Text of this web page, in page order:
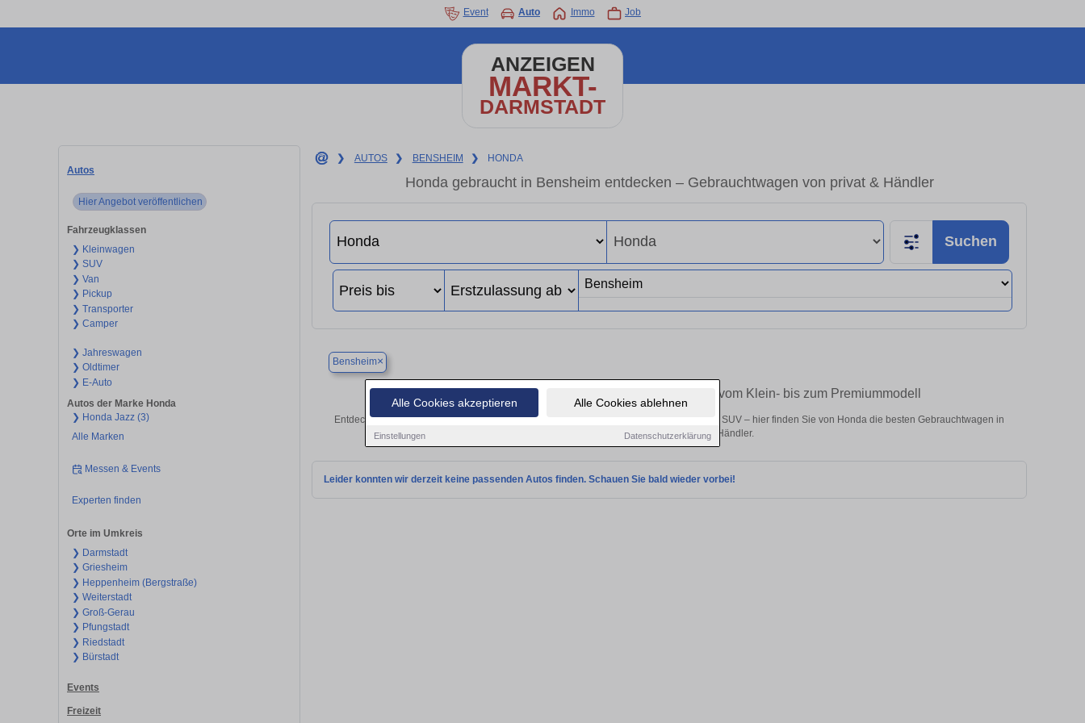
Alle Cookies akzeptieren Alle Cookies ablehnen
Einstellungen Datenschutzerklärung
Event Auto Immo Job
ANZEIGEN
MARKT-
DARMSTADT
Autos
Hier Angebot veröffentlichen
Fahrzeugklassen
❯ Kleinwagen
❯ SUV
❯ Van
❯ Pickup
❯ Transporter
❯ Camper
❯ Jahreswagen
❯ Oldtimer
❯ E-Auto
Autos der Marke Honda
❯ Honda Jazz (3)
Alle Marken
Messen & Events
Experten finden
Orte im Umkreis
❯ Darmstadt
❯ Griesheim
❯ Heppenheim (Bergstraße)
❯ Weiterstadt
❯ Groß-Gerau
❯ Pfungstadt
❯ Riedstadt
❯ Bürstadt
Events
Freizeit
❯ AUTOS ❯ BENSHEIM ❯ HONDA
Honda gebraucht in Bensheim entdecken – Gebrauchtwagen von privat & Händler
Suchen
Bensheim×
Finden Sie in Bensheim Ihren gebrauchten Honda – vom Klein- bis zum Premiummodell
Entdecken Sie in Bensheim gebrauchte Honda Fahrzeuge. Von Kleinwagen bis hin zum SUV – hier finden Sie von Honda die besten Gebrauchtwagen in
Bensheim von privat und vom Händler.
Leider konnten wir derzeit keine passenden Autos finden. Schauen Sie bald wieder vorbei!